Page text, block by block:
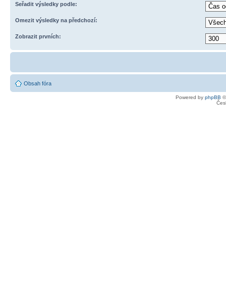
Seřadit výsledky podle:
Omezit výsledky na předchozí:
Zobrazit prvních:
Obsah fóra
Powered by phpBB